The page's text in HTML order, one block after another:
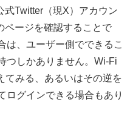
Twitter（現X）アカウン
ページを確認することで
は、ユーザー側でできるこ
つしかありません。Wi-Fi
てみる、あるいはその逆を
ログインできる場合もあり